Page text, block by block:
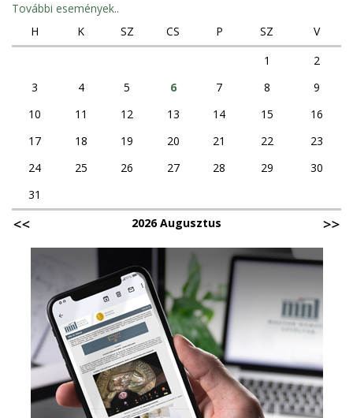
További események..
H
K SZ CS P SZ
V
1
2
3
4 5 6 7 8
9
10
11 12 13 14 15
16
17
18 19 20 21 22
23
24
25 26 27 28 29
30
31
2026 Augusztus